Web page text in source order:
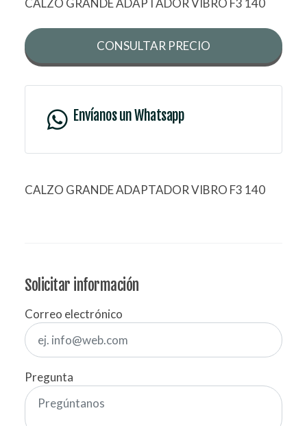
CALZO GRANDE ADAPTADOR VIBRO F3 140
CONSULTAR PRECIO
Envíanos un Whatsapp
CALZO GRANDE ADAPTADOR VIBRO F3 140
Solicitar información
Correo electrónico
Pregunta